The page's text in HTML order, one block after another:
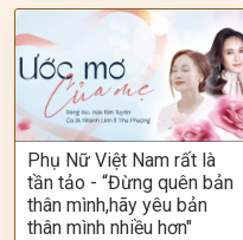
Phụ Nữ Việt Nam rất là
tần tảo - “Đừng quên bản
thân mình,hãy yêu bản
thân mình nhiều hơn"